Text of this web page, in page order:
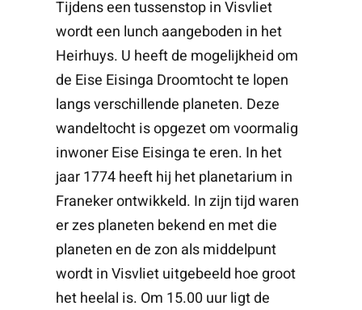
Tijdens een tussenstop in Visvliet
wordt een lunch aangeboden in het
Heirhuys. U heeft de mogelijkheid om
de Eise Eisinga Droomtocht te lopen
langs verschillende planeten. Deze
wandeltocht is opgezet om voormalig
inwoner Eise Eisinga te eren. In het
jaar 1774 heeft hij het planetarium in
Franeker ontwikkeld. In zijn tijd waren
er zes planeten bekend en met die
planeten en de zon als middelpunt
wordt in Visvliet uitgebeeld hoe groot
het heelal is. Om 15.00 uur ligt de